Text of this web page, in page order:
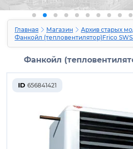
Контакты
Главная Магазин
Архив старых
Фанкойл (тепловентилятор)Frico
Фанкойл
ID 656841421